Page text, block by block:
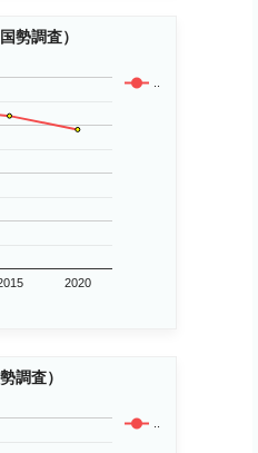
勢調査）
..
2020
調査）
..